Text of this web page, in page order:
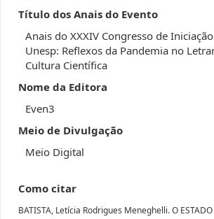
Título dos Anais do Evento
Anais do XXXIV Congresso de
Unesp: Reflexos da Pandemia no
Cultura Científica
Nome da Editora
Even3
Meio de Divulgação
Meio Digital
Como citar
BATISTA, Letícia Rodrigues Meneghelli. O ESTADO